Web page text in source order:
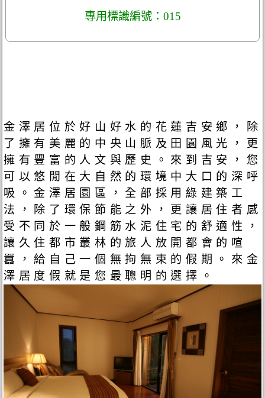
專用標識編號：015
金澤居位於好山好水的花蓮吉安鄉，除
了擁有美麗的中央山脈及田園風光，更
擁有豐富的人文與歷史。來到吉安，您
可以悠閒在大自然的環境中大口的深呼
吸。金澤居園區，全部採用綠建築工
法，除了環保節能之外，更讓居住者感
受不同於一般鋼筋水泥住宅的舒適性，
讓久住都市叢林的旅人放開都會的喧
囂，給自己一個無拘無束的假期。來金
澤居度假就是您最聰明的選擇。